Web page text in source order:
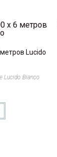
Lucido
Lucido Bianco